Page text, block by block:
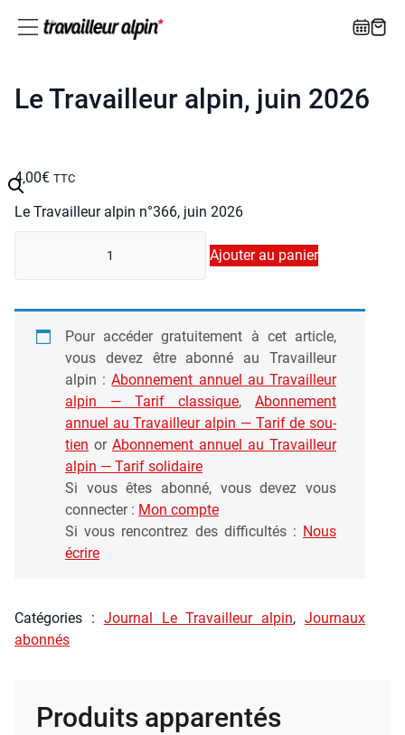
Le Travailleur alpin, juin 2026
4,00€ TTC
Le Tra­vailleur alpin n°366, juin 2026
té
de
Ajouter au panier
Pour accé­der gra­tui­te­ment à cet article,
vous devez être abon­né au Tra­vailleur
alpin :Abon­ne­ment annuel au Tra­vailleur
alpin — Tarif clas­sique, Abon­ne­ment
annuel au Tra­vailleur alpin — Tarif de sou­
tien or Abon­ne­ment annuel au Tra­vailleur
alpin — Tarif soli­daire
Si vous êtes abon­né, vous devez vous
connec­ter : Mon compte
Si vous ren­con­trez des dif­fi­cul­tés : Nous
écrire
Caté­go­ries : Jour­nal Le Tra­vailleur alpin,Jour­naux
abon­nés
Produits apparentés